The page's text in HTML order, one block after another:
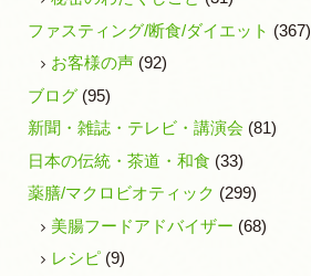
ファスティング/断食/ダイエット (367)
お客様の声 (92)
ブログ (95)
新聞・雑誌・テレビ・講演会 (81)
日本の伝統・茶道・和食 (33)
薬膳/マクロビオティック (299)
美腸フードアドバイザー (68)
レシピ (9)